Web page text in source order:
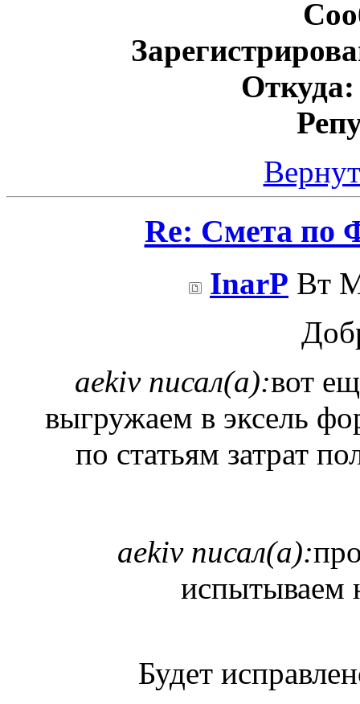
Откуда:
Re: Смета по
InarP Вт
aekiv писал(а):вот
выгружаем в эксель
по статьям затрат
aekiv писал(а):
Будет